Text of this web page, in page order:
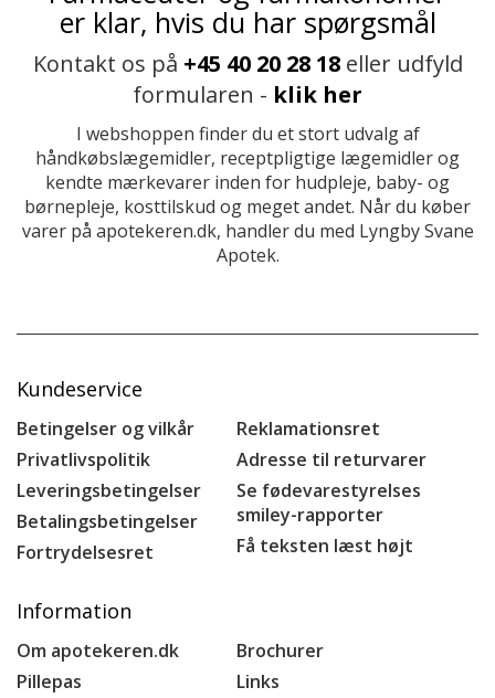
er klar, hvis du har spørgsmål
Kontakt os på +45 40 20 28 18eller udfyld
formularen - klik her
I webshoppen finder du et stort udvalg af
håndkøbslægemidler, receptpligtige lægemidler og
kendte mærkevarer inden for hudpleje, baby- og
børnepleje, kosttilskud og meget andet. Når du køber
varer på apotekeren.dk, handler du med Lyngby Svane
Apotek.
Kundeservice
Betingelser og vilkår
Privatlivspolitik
Leveringsbetingelser
Betalingsbetingelser
Fortrydelsesret
Reklamationsret
Adresse til returvarer
Se fødevarestyrelses
smiley-rapporter
Få teksten læst højt
Information
Om apotekeren.dk
Pillepas
Brochurer
Links